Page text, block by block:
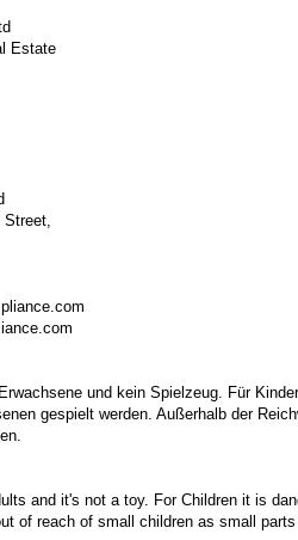
Estate
und kein Spielzeug. Für
gespielt werden. Außerhalb der
and it's not a toy. For Children it is
of reach of small children as small